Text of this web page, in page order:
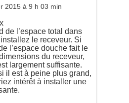
2015 à 9 h 03 min
de l’espace total dans
le receveur. Si
l’espace douche fait le
du receveur,
largement suffisante.
il est à peine plus grand,
intérêt à installer une